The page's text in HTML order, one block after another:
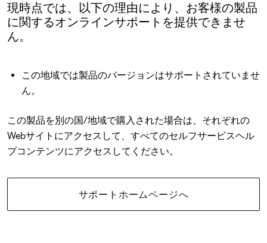
現時点では、以下の理由により、お客様の製品
に関するオンラインサポートを提供できませ
ん。
この地域では製品のバージョンはサポートされていませ
ん。
この製品を別の国/地域で購入された場合は、それぞれの
Webサイトにアクセスして、すべてのセルフサービスヘル
プコンテンツにアクセスしてください。
サポートホームページへ